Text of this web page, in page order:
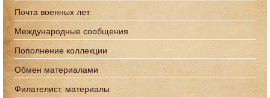
Почта военных лет
Международные сообщения
Пополнение коллекции
Обмен материалами
Филателист. материалы